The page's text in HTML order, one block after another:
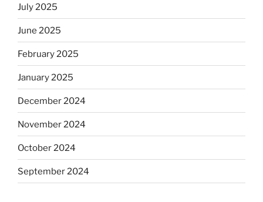
July 2025
June 2025
February 2025
January 2025
December 2024
November 2024
October 2024
September 2024